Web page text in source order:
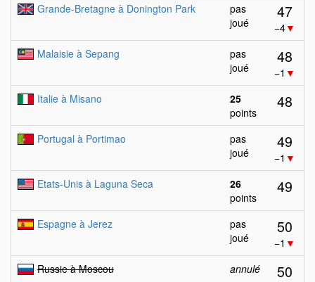
Grande-Bretagne à Donington Park
pas
joué
47
−4▼
Malaisie à Sepang
pas
joué
48
−1 ▼
Italie à Misano
25
points
48
Portugal à Portimao
pas
joué
49
−1 ▼
Etats-Unis à Laguna Seca
26
points
49
Espagne à Jerez
pas
joué
50
−1 ▼
Russie à Moscou
annulé 50